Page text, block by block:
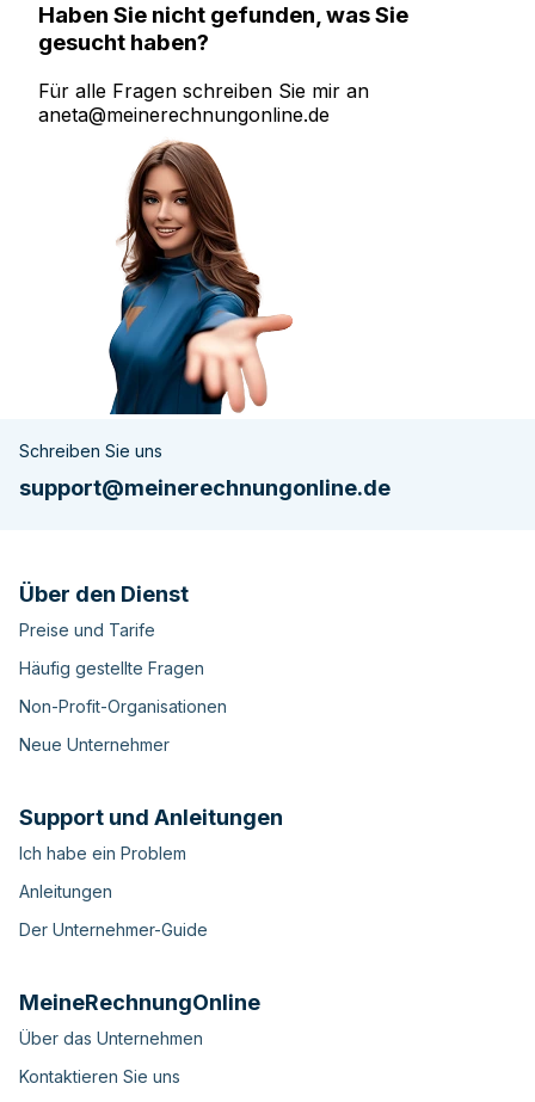
Haben Sie nicht gefunden, was Sie
gesucht haben?
Für alle Fragen schreiben Sie mir an
aneta@meinerechnungonline.de
Schreiben Sie uns
support@meinerechnungonline.de
Über den Dienst
Preise und Tarife
Häufig gestellte Fragen
Non-Profit-Organisationen
Neue Unternehmer
Support und Anleitungen
Ich habe ein Problem
Anleitungen
Der Unternehmer-Guide
MeineRechnungOnline
Über das Unternehmen
Kontaktieren Sie uns